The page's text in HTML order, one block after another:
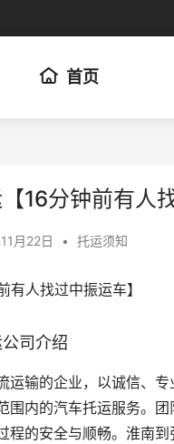
首页
16分钟前有人
月22日 • 托运须知
人找过中振运车】
司介绍
运输的企业，以诚信、
围内的汽车托运服务。
程的安全与顺畅。淮南